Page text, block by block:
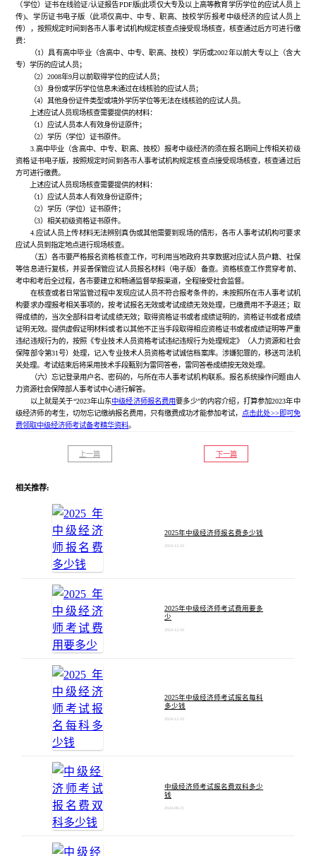
（学位）证书在线验证/认证报告PDF版(此项仅大专及以上高等教育学历学位的应试人员上
传)、学历证书电子版（此项仅高中、中专、职高、技校学历报考中级经济的应试人员上
传），按照规定时间到各市人事考试机构规定核查点接受现场核查，核查通过后方可进行缴
费：
（1）具有高中毕业（含高中、中专、职高、技校）学历或2002年以前大专以上（含大
专）学历的应试人员；
（2）2008年9月以前取得学位的应试人员；
（3）身份或学历学位信息未通过在线核验的应试人员；
（4）其他身份证件类型或境外学历学位等无法在线核验的应试人员。
上述应试人员现场核查需要提供的材料：
（1）应试人员本人有效身份证原件；
（2）学历（学位）证书原件。
3.高中毕业（含高中、中专、职高、技校）报考中级经济的须在报名期间上传相关初级
资格证书电子版，按照规定时间到各市人事考试机构规定核查点接受现场核查，核查通过后
方可进行缴费。
上述应试人员现场核查需要提供的材料：
（1）应试人员本人有效身份证原件；
（2）学历（学位）证书原件；
（3）相关初级资格证书原件。
4.应试人员上传材料无法辨别真伪或其他需要到现场的情形，各市人事考试机构可要求
应试人员到指定地点进行现场核查。
（五）各市要严格报名资格核查工作，可利用当地政府共享数据对应试人员户籍、社保
等信息进行复核，并妥善保管应试人员报名材料（电子版）备查。资格核查工作贯穿考前、
考中和考后全过程，各市要建立和畅通监督举报渠道，全程接受社会监督。
在核查或者日常监管过程中发现应试人员不符合报考条件的，未按照所在市人事考试机
构要求办理报考相关事项的，按考试报名无效或考试成绩无效处理，已缴费用不予退还；取
得成绩的，当次全部科目考试成绩无效；取得资格证书或者成绩证明的，资格证书或者成绩
证明无效。提供虚假证明材料或者以其他不正当手段取得相应资格证书或者成绩证明等严重
违纪违规行为的，按照《专业技术人员资格考试违纪违规行为处理规定》（人力资源和社会
保障部令第31号）处理，记入专业技术人员资格考试诚信档案库。涉嫌犯罪的，移送司法机
关处理。考试结束后将采用技术手段甄别为雷同答卷，雷同答卷成绩按无效处理。
（六）忘记登录用户名、密码的，与所在市人事考试机构联系。报名系统操作问题由人
力资源社会保障部人事考试中心进行解答。
以上就是关于“2023年山东中级经济师报名费用要多少”的内容介绍，打算参加2023年中
级经济师的考生，切勿忘记缴纳报名费用，只有缴费成功才能参加考试， 点击此处>>即可免
费领取中级经济师考试备考精华资料。
上一篇 下一篇
相关推荐:
2025年中级经济师报名费多少钱
2024-12-10
2025年中级经济师考试费用要多
少
2024-12-10
2025年中级经济师考试报名每科
多少钱
2024-12-10
中级经济师考试报名费双科多少
钱
2024-08-21